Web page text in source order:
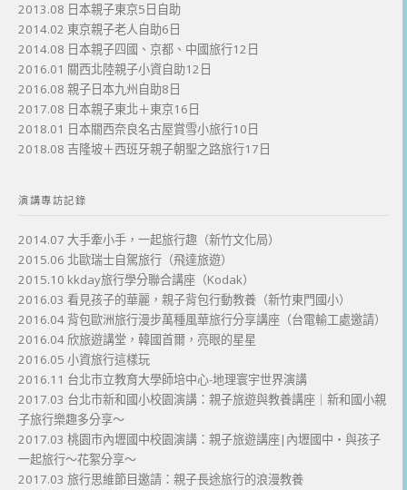
2013.08 日本親子東京5日自助
2014.02 東京親子老人自助6日
2014.08 日本親子四國、京都、中國旅行12日
2016.01 關西北陸親子小資自助12日
2016.08 親子日本九州自助8日
2017.08 日本親子東北＋東京16日
2018.01 日本關西奈良名古屋賞雪小旅行10日
2018.08 吉隆坡＋西班牙親子朝聖之路旅行17日
演講專訪記錄
2014.07 大手牽小手，一起旅行趣（新竹文化局）
2015.06 北歐瑞士自駕旅行（飛達旅遊）
2015.10 kkday旅行學分聯合講座（Kodak）
2016.03 看見孩子的華麗，親子背包行動教養（新竹東門國小）
2016.04 背包歐洲旅行漫步萬種風華旅行分享講座（台電輸工處邀請）
2016.04 欣旅遊講堂，韓國首爾，亮眼的星星
2016.05 小資旅行這樣玩
2016.11 台北市立教育大學師培中心-地理寰宇世界演講
2017.03 台北市新和國小校園演講：親子旅遊與教養講座｜新和國小親
子旅行樂趣多分享～
2017.03 桃園市內壢國中校園演講：親子旅遊講座|內壢國中・與孩子
一起旅行～花絮分享～
2017.03 旅行思維節目邀請：親子長途旅行的浪漫教養